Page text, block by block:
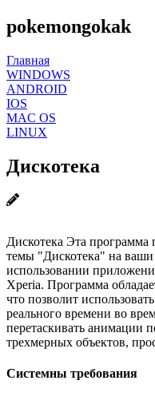
pokemongokak
Главная
WINDOWS
ANDROID
IOS
MAC OS
LINUX
Дискотека
Дискотека Эта программа
темы "Дискотека" на
использовании
Xperia. Программа
что позволит
реального времени во
перетаскивать анимации
трехмерных объектов,
Системны требования